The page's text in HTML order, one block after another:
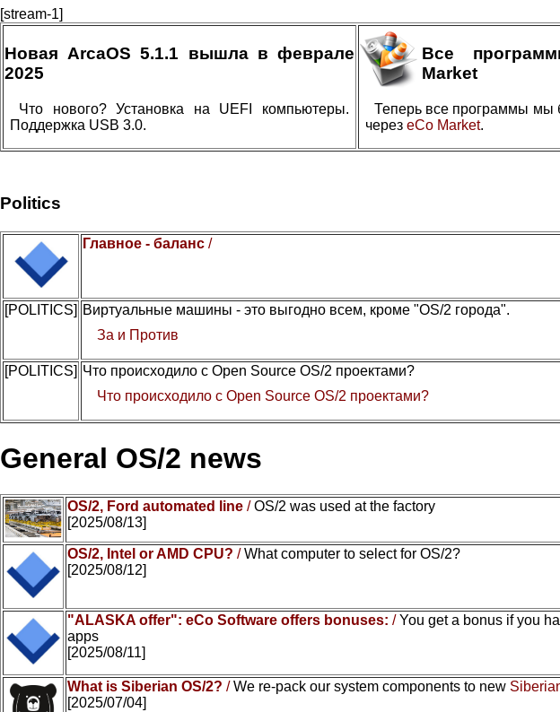
[stream-1]
Новая ArcaOS 5.1.1 вышла в феврале
2025
Что нового? Установка на UEFI компьютеры.
Поддержка USB 3.0.
Все
Market
Теперь все программы мы
через eCo Market.
Politics
Главное - баланс /
[POLITICS] Виртуальные машины - это выгодно всем, кроме "OS/2 города".
За и Против
[POLITICS] Что происходило с Open Source OS/2 проектами?
Что происходило с Open Source OS/2 проектами?
General OS/2 news
OS/2, Ford automated line /OS/2 was used at the factory
[2025/08/13]
OS/2, Intel or AMD CPU? /What computer to select for OS/2?
[2025/08/12]
"ALASKA offer": eCo Software offers bonuses: /You get a bonus if you
apps
[2025/08/11]
What is Siberian OS/2? /We re-pack our system components to new
[2025/07/04]